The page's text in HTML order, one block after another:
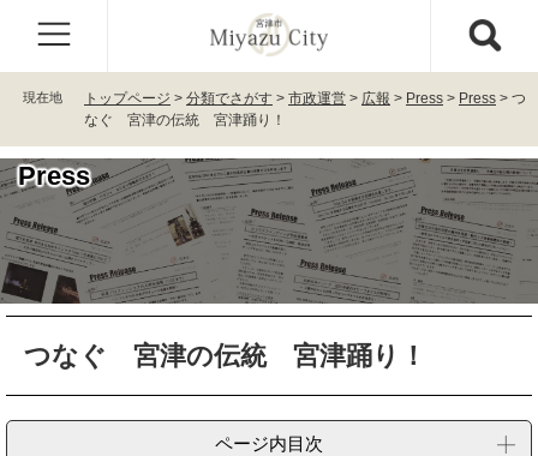
で
す
。
ば
し
て
本
文
へ
現在地 トップページ > 分類でさがす > 市政運営 > 広報 > Press > Press > つ
なぐ 宮津の伝統 宮津踊り！
Press
つなぐ 宮津の伝統 宮津踊り！
ページ内目次